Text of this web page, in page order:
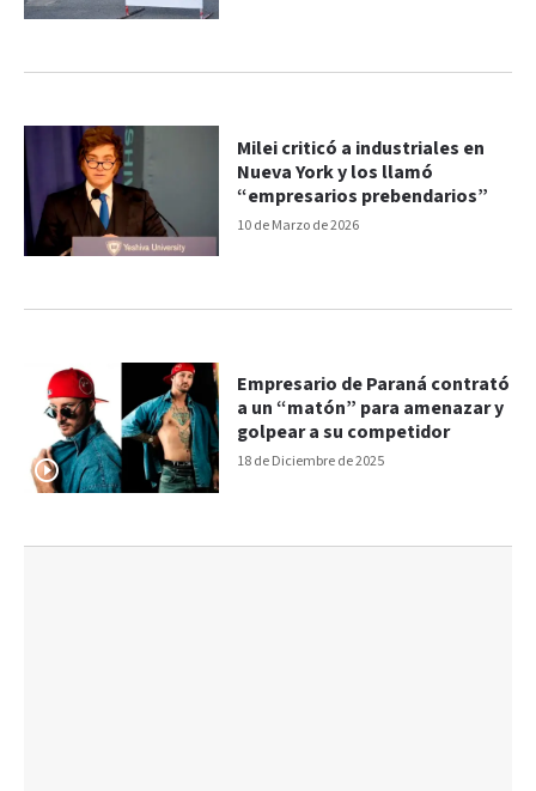
10 de Marzo de 2026
Milei criticó a industriales en
Nueva York y los llamó
“empresarios prebendarios”
18 de Diciembre de 2025
Empresario de Paraná contrató
a un “matón” para amenazar y
golpear a su competidor